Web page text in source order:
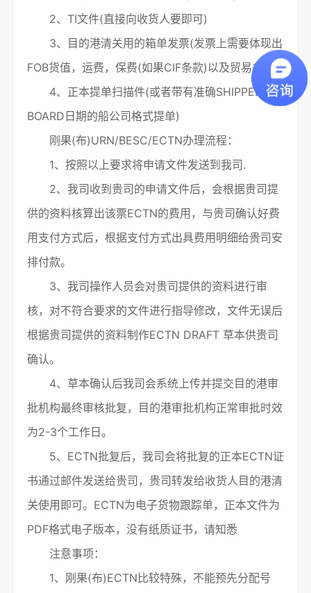
2、TI文件(直接向收货人要即可)
3、目的港清关用的箱单发票(发票上需要体现出
FOB货值，运费，保费(如果CIF条款)以及贸易条款)
4、正本提单扫描件(或者带有准确SHIPPED ON
BOARD日期的船公司格式提单)
刚果(布)URN/BESC/ECTN办理流程：
1、按照以上要求将申请文件发送到我司.
2、我司收到贵司的申请文件后，会根据贵司提
供的资料核算出该票ECTN的费用，与贵司确认好费
用支付方式后，根据支付方式出具费用明细给贵司安
排付款。
3、我司操作人员会对贵司提供的资料进行审
核，对不符合要求的文件进行指导修改，文件无误后
根据贵司提供的资料制作ECTN DRAFT 草本供贵司
确认。
4、草本确认后我司会系统上传并提交目的港审
批机构最终审核批复，目的港审批机构正常审批时效
为2-3个工作日。
5、ECTN批复后，我司会将批复的正本ECTN证
书通过邮件发送给贵司，贵司转发给收货人目的港清
关使用即可。ECTN为电子货物跟踪单，正本文件为
PDF格式电子版本，没有纸质证书，请知悉
注意事项：
1、刚果(布)ECTN比较特殊，不能预先分配号